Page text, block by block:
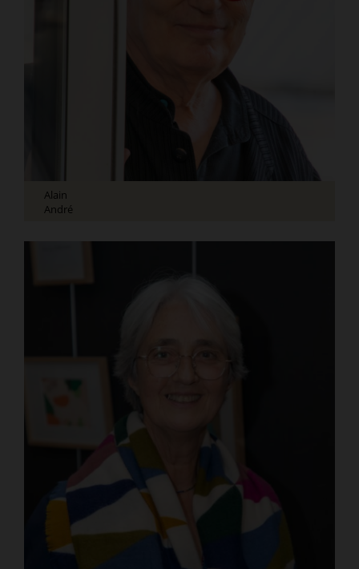
Alain
André